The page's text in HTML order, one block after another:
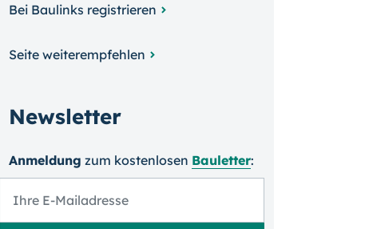
Bei Baulinks registrieren
Seite weiterempfehlen
Newsletter
Anmeldung zum kosten­losen Bauletter: